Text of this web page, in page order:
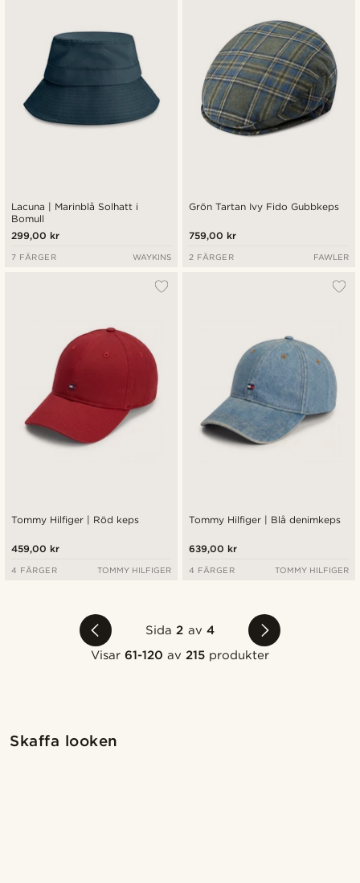
Lacuna | Marinblå Solhatt i
Bomull
299,00 kr
7 FÄRGER WAYKINS
Grön Tartan Ivy Fido Gubbkeps
759,00 kr
2 FÄRGER FAWLER
Tommy Hilfiger | Röd keps
459,00 kr
4 FÄRGER TOMMY HILFIGER
Tommy Hilfiger | Blå denimkeps
639,00 kr
4 FÄRGER TOMMY HILFIGER
Sida2 av 4
Visar 61-120 av215 produkter
Skaffa looken